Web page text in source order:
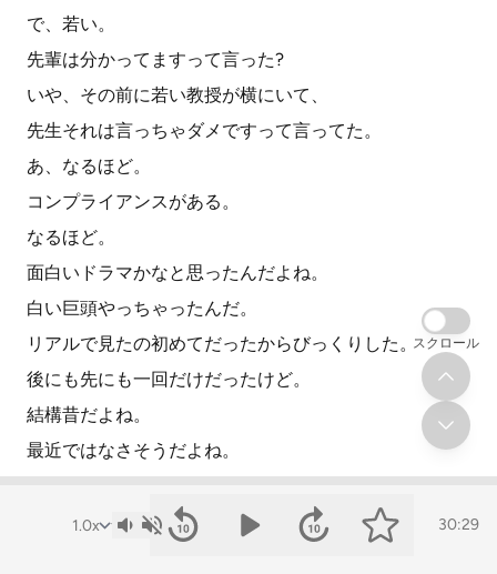
で、若い。
先輩は分かってますって言った?
いや、その前に若い教授が横にいて、
先生それは言っちゃダメですって言ってた。
あ、なるほど。
コンプライアンスがある。
なるほど。
面白いドラマかなと思ったんだよね。
白い巨頭やっちゃったんだ。
リアルで見たの初めてだったからびっくりした。
後にも先にも一回だけだったけど。
結構昔だよね。
最近ではなさそうだよね。
10年、20年前だもんね。
30:29
スクロール